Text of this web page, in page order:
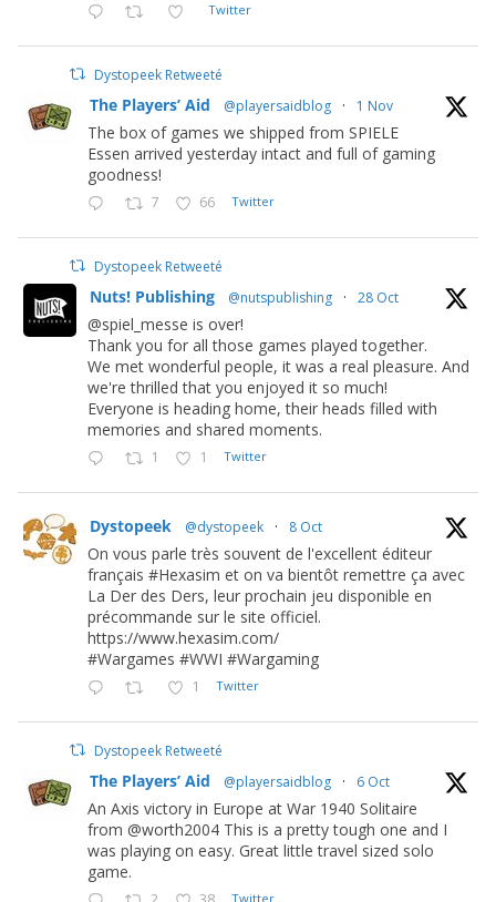
Twitter
Dystopeek Retweeté
The Players’ Aid @playersaidblog · 1 Nov
The box of games we shipped from SPIELE
Essen arrived yesterday intact and full of gaming
goodness!
7 66 Twitter
Dystopeek Retweeté
Nuts! Publishing @nutspublishing · 28 Oct
@spiel_messe is over!
Thank you for all those games played together.
We met wonderful people, it was a real pleasure. And
we're thrilled that you enjoyed it so much!
Everyone is heading home, their heads filled with
memories and shared moments.
1 1 Twitter
Dystopeek @dystopeek · 8 Oct
On vous parle très souvent de l'excellent éditeur
français #Hexasim et on va bientôt remettre ça avec
La Der des Ders, leur prochain jeu disponible en
précommande sur le site officiel.
https://www.hexasim.com/
#Wargames #WWI #Wargaming
1 Twitter
Dystopeek Retweeté
The Players’ Aid @playersaidblog · 6 Oct
An Axis victory in Europe at War 1940 Solitaire
from @worth2004 This is a pretty tough one and I
was playing on easy. Great little travel sized solo
game.
Twitter